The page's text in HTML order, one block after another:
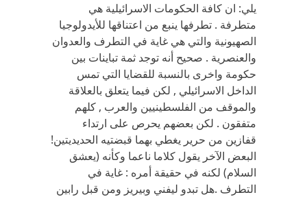
يلي: ان كافة الحكومات الاسرائيلية هي
متطرفة . تطرفها ينبع من اعتناقها للأيدولوجيا
الصهيونية والتي هي غاية في التطرف والعدوان
والعنصرية . صحيح أنه توجد ثمة تباينات بين
حكومة واخرى بالنسبة للقضايا التي تمس
الداخل الاسرائيلي , لكن فيما يتعلق بالعلاقة
والموقف من الفلسطينيين والعرب , كلهم
متفقون . لكن بعضهم يحرص على ارتداء
قفازين من حرير يغطي بهما قبضتيه الحديديتين!
البعض الآخر يقول كلاما ناعما وكأنه (يعشق
السلام) لكنه في حقيقة أمره : غاية في
التطرف .هل تبدو ليفني وبيريز ومن قبل رابين